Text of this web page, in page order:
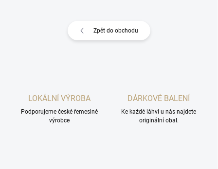
Zpět do obchodu
LOKÁLNÍ VÝROBA
Podporujeme české řemeslné
výrobce
DÁRKOVÉ BALENÍ
Ke každé láhvi u nás najdete
originální obal.